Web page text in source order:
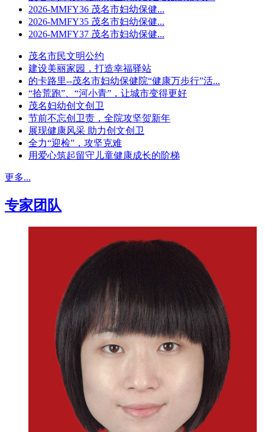
2026-MMFY36 茂名市妇幼保健...
2026-MMFY35 茂名市妇幼保健...
2026-MMFY37 茂名市妇幼保健...
茂名市民文明公约
建设美丽家园，打造幸福驿站
的卡路里--茂名市妇幼保健院“健康万步行”活...
“拾荒跑”、“河小青”，让城市变得更好
茂名妇幼创文创卫
节前不忘创卫责，全院攻坚贺新年
展现健康风采 助力创文创卫
全力“迎检”，攻坚克难
用爱心筑起留守儿童健康成长的阶梯
更多...
专家团队